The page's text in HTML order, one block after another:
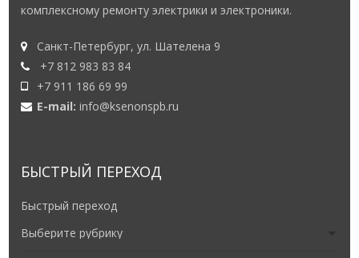
комплексному ремонту электрики и электроники.
Санкт-Петербург, ул. Шателена 9
+7 812 983 83 84
+7 911 186 69 99
E-mail:info@ksenonspb.ru
БЫСТРЫЙ ПЕРЕХОД
Быстрый переход